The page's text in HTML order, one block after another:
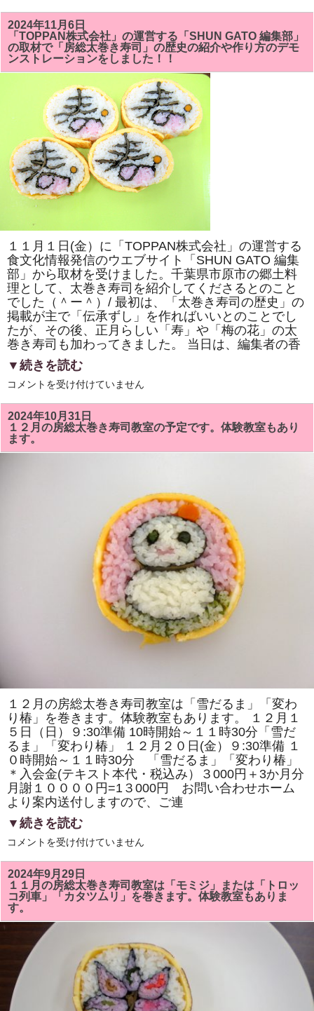
市
「イ
チ
推
し
イ
ベ
は
郷
土
料
理
「房
司
体
験
教
室」
で
「NHK
ワ
ー
ル
ド」
放
さ
て
い
る
「梅
の
花」
2024年11月6日
「TOPPAN株式会社」の運営する「SHUN GATO 編集部」
の取材で「房総太巻き寿司」の歴史の紹介や作り方のデモ
ンストレーションをしました！！
１１月１日(金）に「TOPPAN株式会社」の運営する
食文化情報発信のウエブサイト「SHUN GATO 編集
部」から取材を受けました。千葉県市原市の郷土料
理として、太巻き寿司を紹介してくださるとのこと
でした（＾ー＾）/ 最初は、「太巻き寿司の歴史」の
掲載が主で「伝承ずし」を作ればいいとのことでし
たが、その後、正月らしい「寿」や「梅の花」の太
巻き寿司も加わってきました。 当日は、編集者の香
▼続きを読む
「TOPPAN
式
会
社」
の
運
営
介
や
作
り
方
の
デ
モ
ン
ス
ト
レ
ー
ョ
を
ま
し
た！！
は
コメントを受け付けていません
2024年10月31日
１２月の房総太巻き寿司教室の予定です。体験教室もあり
ます。
１２月の房総太巻き寿司教室は「雪だるま」「変わ
り椿」を巻きます。体験教室もあります。 １２月１
５日（日）９:30準備 10時開始～１１時30分「雪だ
るま」「変わり椿」 １２月２０日(金）９:30準備 １
０時開始～１１時30分 「雪だるま」「変わり椿」
＊入会金(テキスト本代・税込み）３000円＋3か月分
月謝１００００円=1３000円 お問い合わせホーム
より案内送付しますので、ご連
▼続きを読む
１
月
の
房
総
太
巻
き
教
定
で
す。
コメントを受け付けていません
2024年9月29日
１１月の房総太巻き寿司教室は「モミジ」または「トロッ
コ列車」「カタツムリ」を巻きます。体験教室もありま
す。